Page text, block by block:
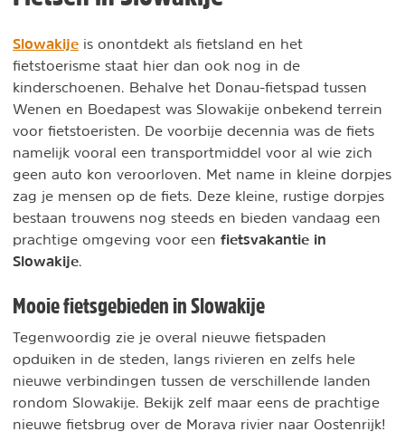
Slowakije is onontdekt als fietsland en het
fietstoerisme staat hier dan ook nog in de
kinderschoenen. Behalve het Donau-fietspad tussen
Wenen en Boedapest was Slowakije onbekend terrein
voor fietstoeristen. De voorbije decennia was de fiets
namelijk vooral een transportmiddel voor al wie zich
geen auto kon veroorloven. Met name in kleine dorpjes
zag je mensen op de fiets. Deze kleine, rustige dorpjes
bestaan trouwens nog steeds en bieden vandaag een
prachtige omgeving voor een fietsvakantie in
Slowakije
Mooie fietsgebieden in Slowakije
Tegenwoordig zie je overal nieuwe fietspaden
opduiken in de steden, langs rivieren en zelfs hele
nieuwe verbindingen tussen de verschillende landen
rondom Slowakije. Bekijk zelf maar eens de prachtige
nieuwe fietsbrug over de Morava rivier naar Oostenrijk!